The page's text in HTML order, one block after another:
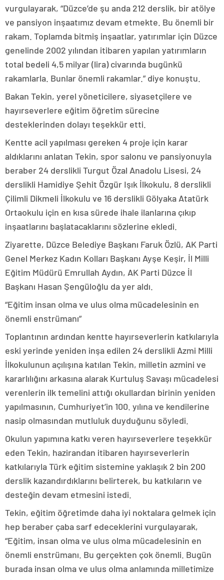
vurgulayarak, “Düzce’de şu anda 212 derslik, bir atölye
ve pansiyon inşaatımız devam etmekte. Bu önemli bir
rakam. Toplamda bitmiş inşaatlar, yatırımlar için Düzce
genelinde 2002 yılından itibaren yapılan yatırımların
total bedeli 4,5 milyar (lira) civarında bugünkü
rakamlarla. Bunlar önemli rakamlar.” diye konuştu.
Bakan Tekin, yerel yöneticilere, siyasetçilere ve
hayırseverlere eğitim öğretim sürecine
desteklerinden dolayı teşekkür etti.
Kentte acil yapılması gereken 4 proje için karar
aldıklarını anlatan Tekin, spor salonu ve pansiyonuyla
beraber 24 derslikli Turgut Özal Anadolu Lisesi, 24
derslikli Hamidiye Şehit Özgür Işık İlkokulu, 8 derslikli
Çilimli Dikmeli İlkokulu ve 16 derslikli Gölyaka Atatürk
Ortaokulu için en kısa sürede ihale ilanlarına çıkıp
inşaatlarını başlatacaklarını sözlerine ekledi.
Ziyarette, Düzce Belediye Başkanı Faruk Özlü, AK Parti
Genel Merkez Kadın Kolları Başkanı Ayşe Keşir, İl Milli
Eğitim Müdürü Emrullah Aydın, AK Parti Düzce İl
Başkanı Hasan Şengüloğlu da yer aldı.
“Eğitim insan olma ve ulus olma mücadelesinin en
önemli enstrümanı”
Toplantının ardından kentte hayırseverlerin katkılarıyla
eski yerinde yeniden inşa edilen 24 derslikli Azmi Milli
İlkokulunun açılışına katılan Tekin, milletin azmini ve
kararlılığını arkasına alarak Kurtuluş Savaşı mücadelesi
verenlerin ilk temelini attığı okullardan birinin yeniden
yapılmasının, Cumhuriyet’in 100. yılına ve kendilerine
nasip olmasından mutluluk duyduğunu söyledi.
Okulun yapımına katkı veren hayırseverlere teşekkür
eden Tekin, hazirandan itibaren hayırseverlerin
katkılarıyla Türk eğitim sistemine yaklaşık 2 bin 200
derslik kazandırdıklarını belirterek, bu katkıların ve
desteğin devam etmesini istedi.
Tekin, eğitim öğretimde daha iyi noktalara gelmek için
hep beraber çaba sarf edeceklerini vurgulayarak,
“Eğitim, insan olma ve ulus olma mücadelesinin en
önemli enstrümanı. Bu gerçekten çok önemli. Bugün
burada insan olma ve ulus olma anlamında milletimize